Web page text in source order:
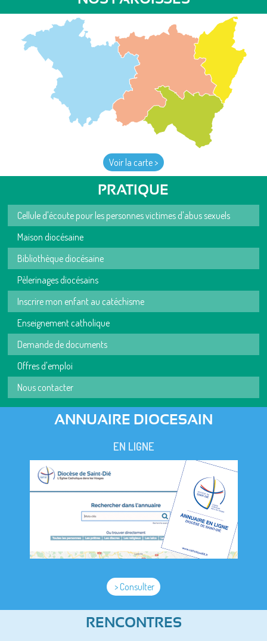
Voir la carte >
PRATIQUE
Cellule d'écoute pour les personnes victimes d'abus sexuels
Maison diocésaine
Bibliothèque diocésaine
Pèlerinages diocésains
Inscrire mon enfant au catéchisme
Enseignement catholique
Demande de documents
Offres d'emploi
Nous contacter
ANNUAIRE DIOCESAIN
EN LIGNE
> Consulter
RENCONTRES